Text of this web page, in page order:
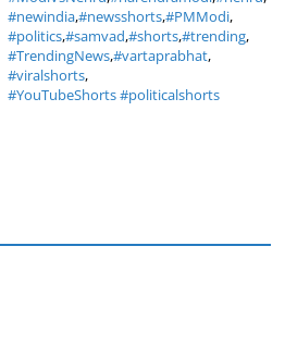
#newindia,#newsshorts,#PMModi,
#politics,#samvad,#shorts,#trending,
#TrendingNews,#vartaprabhat,
#viralshorts,
#YouTubeShorts #politicalshorts